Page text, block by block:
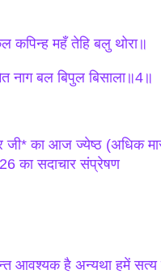
कपिन्ह महँ तेहि बलु थोरा॥
नाग बल बिपुल बिसाला॥4॥
का आज ज्येष्ठ (अधिक मास
का सदाचार संप्रेषण
आवश्यक है अन्यथा हमें सत्य